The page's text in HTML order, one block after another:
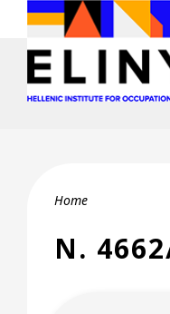
Skip to main content
Home
Ν.